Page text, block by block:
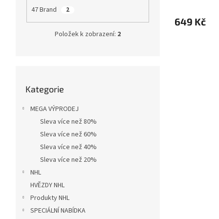
47 Brand 2
Položek k zobrazení: 2
kategorie
Kategorie
MEGA VÝPRODEJ
Sleva více než 80%
Sleva více než 60%
Sleva více než 40%
Sleva více než 20%
NHL
HVĚZDY NHL
Produkty NHL
SPECIÁLNÍ NABÍDKA
649 Kč